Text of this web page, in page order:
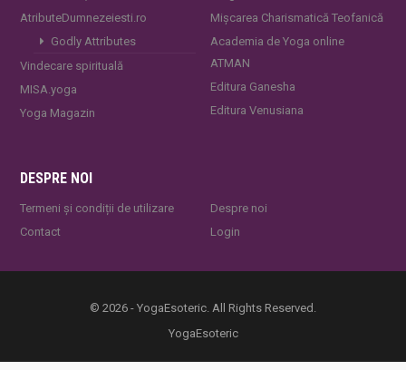
AtributeDumnezeiesti.ro
Godly Attributes
Vindecare spirituală
MISA.yoga
Yoga Magazin
Mișcarea Charismatică Teofanică
Academia de Yoga online
ATMAN
Editura Ganesha
Editura Venusiana
DESPRE NOI
Termeni și condiții de utilizare
Contact
Despre noi
Login
© 2026 - YogaEsoteric. All Rights Reserved.
YogaEsoteric